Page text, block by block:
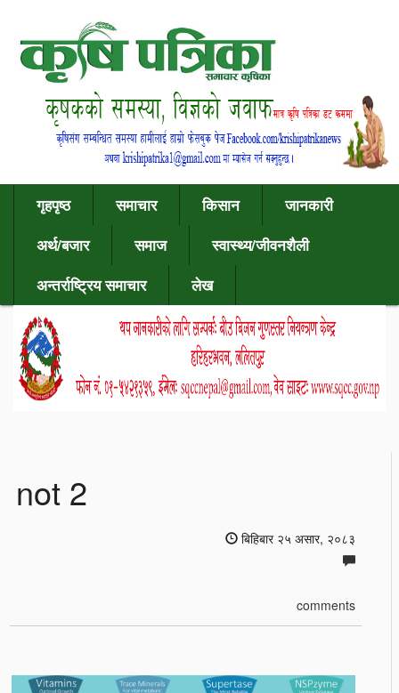
गृहपृष्ठ समाचार किसान
जानकारी
अर्थ/बजार
समाज
स्वास्थ्य/जीवनशैली
अन्तर्राष्ट्रिय समाचार
लेख
not 2
बिहिबार २५ असार, २०८३
comments